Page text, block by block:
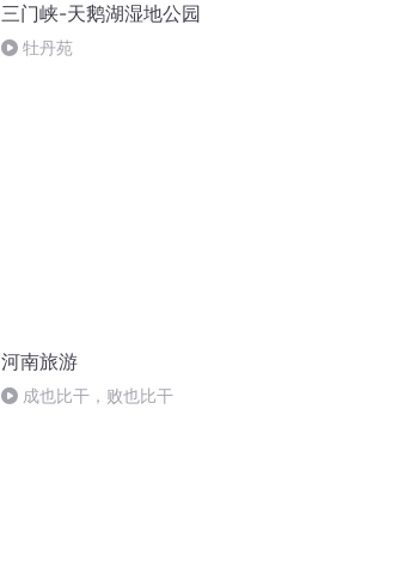
三门峡-天鹅湖湿地公园
牡丹苑
河南旅游
成也比干，败也比干